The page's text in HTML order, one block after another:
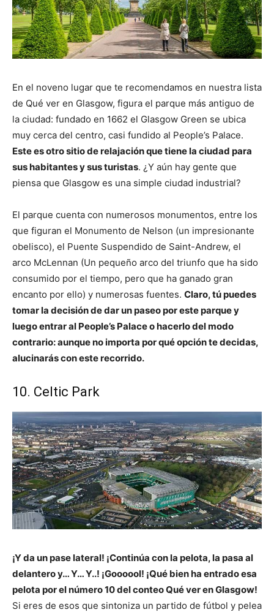
En el noveno lugar que te recomendamos en nuestra lista
de Qué ver en Glasgow, figura el parque más antiguo de
la ciudad: fundado en 1662 el Glasgow Green se ubica
muy cerca del centro, casi fundido al People’s Palace.
Este es otro sitio de relajación que tiene la ciudad para
sus habitantes y sus turistas. ¿Y aún hay gente que
piensa que Glasgow es una simple ciudad industrial?
El parque cuenta con numerosos monumentos, entre los
que figuran el Monumento de Nelson (un impresionante
obelisco), el Puente Suspendido de Saint-Andrew, el
arco McLennan (Un pequeño arco del triunfo que ha sido
consumido por el tiempo, pero que ha ganado gran
encanto por ello) y numerosas fuentes. Claro, tú puedes
tomar la decisión de dar un paseo por este parque y
luego entrar al People’s Palace o hacerlo del modo
contrario: aunque no importa por qué opción te decidas,
alucinarás con este recorrido.
10. Celtic Park
¡Y da un pase lateral! ¡Continúa con la pelota, la pasa al
delantero y… Y… Y..! ¡Goooool! ¡Qué bien ha entrado esa
pelota por el número 10 del conteo Qué ver en Glasgow!
Si eres de esos que sintoniza un partido de fútbol y pelea